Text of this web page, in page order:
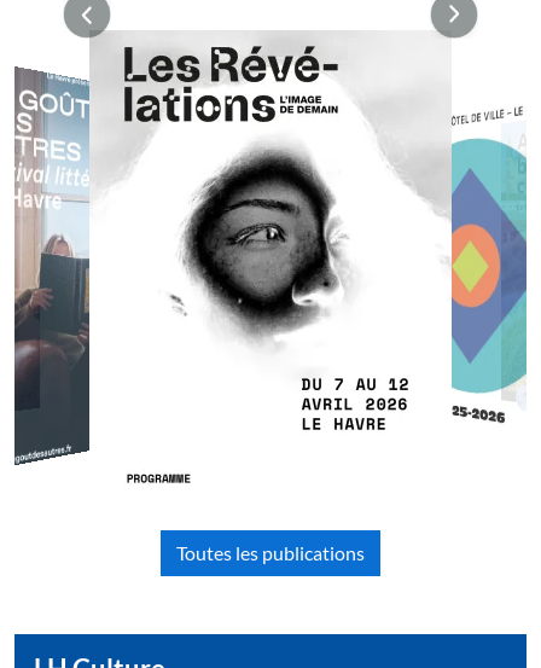
Toutes les publications